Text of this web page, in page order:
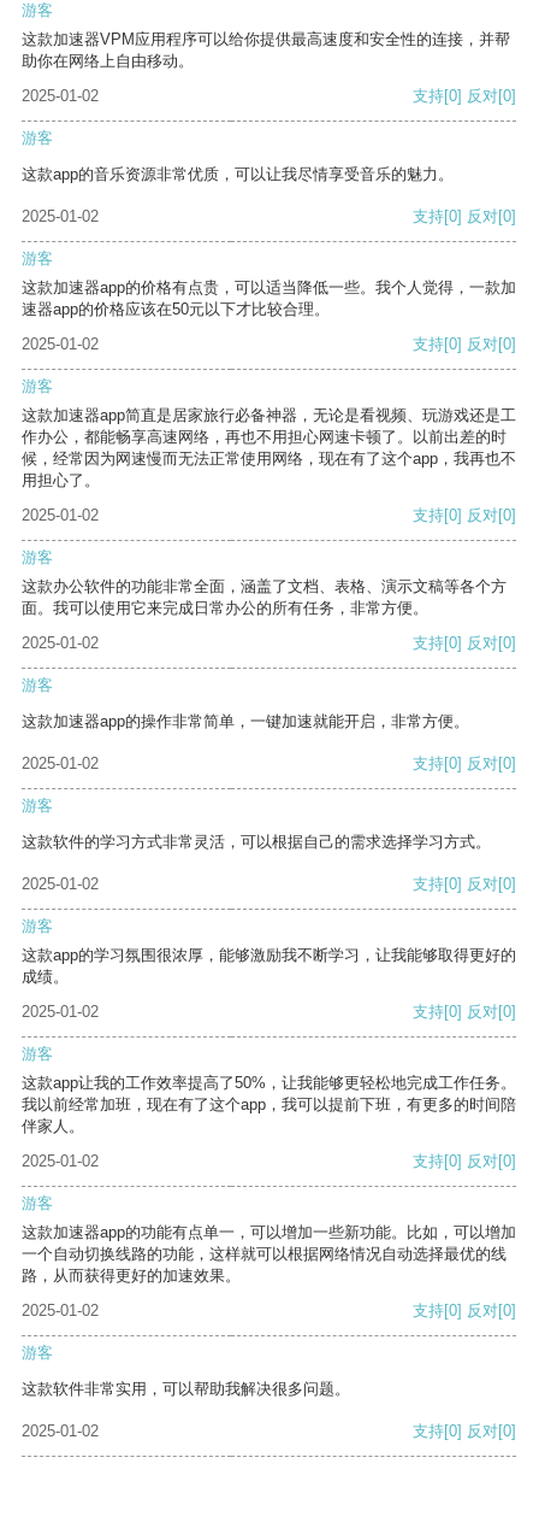
游客
这款加速器VPM应用程序可以给你提供最高速度和安全性的连接，并帮
助你在网络上自由移动。
2025-01-02
支持[0] 反对[0]
游客
这款app的音乐资源非常优质，可以让我尽情享受音乐的魅力。
2025-01-02 支持[0] 反对[0]
游客
这款加速器app的价格有点贵，可以适当降低一些。我个人觉得，一款加
速器app的价格应该在50元以下才比较合理。
2025-01-02
支持[0] 反对[0]
游客
这款加速器app简直是居家旅行必备神器，无论是看视频、玩游戏还是工
作办公，都能畅享高速网络，再也不用担心网速卡顿了。以前出差的时
候，经常因为网速慢而无法正常使用网络，现在有了这个app，我再也不
用担心了。
2025-01-02
支持[0] 反对[0]
游客
这款办公软件的功能非常全面，涵盖了文档、表格、演示文稿等各个方
面。我可以使用它来完成日常办公的所有任务，非常方便。
2025-01-02
支持[0] 反对[0]
游客
这款加速器app的操作非常简单，一键加速就能开启，非常方便。
2025-01-02 支持[0] 反对[0]
游客
这款软件的学习方式非常灵活，可以根据自己的需求选择学习方式。
2025-01-02 支持[0] 反对[0]
游客
这款app的学习氛围很浓厚，能够激励我不断学习，让我能够取得更好的
成绩。
2025-01-02
支持[0] 反对[0]
游客
这款app让我的工作效率提高了50%，让我能够更轻松地完成工作任务。
我以前经常加班，现在有了这个app，我可以提前下班，有更多的时间陪
伴家人。
2025-01-02
支持[0] 反对[0]
游客
这款加速器app的功能有点单一，可以增加一些新功能。比如，可以增加
一个自动切换线路的功能，这样就可以根据网络情况自动选择最优的线
路，从而获得更好的加速效果。
2025-01-02
支持[0] 反对[0]
游客
这款软件非常实用，可以帮助我解决很多问题。
2025-01-02 支持[0] 反对[0]